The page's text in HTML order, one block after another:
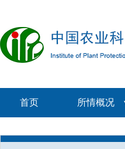
首页 所情概况